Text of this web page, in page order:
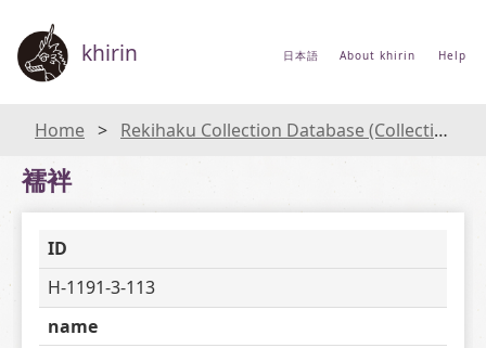
khirin 日本語 About khirin Help
Home Rekihaku Collection Database (Collections Database of the National Museum of Japanese History)
襦袢
ID
H-1191-3-113
name